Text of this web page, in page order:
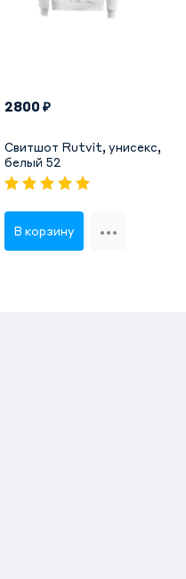
2800 ₽
Свитшот Rutvit, унисекс,
белый 52
В корзину